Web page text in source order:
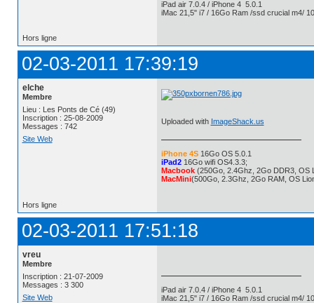
iPad air 7.0.4 / iPhone 4 5.0.1
iMac 21,5" i7 / 16Go Ram /ssd crucial m4/
Hors ligne
02-03-2011 17:39:19
elche
Membre
Lieu : Les Ponts de Cé (49)
Inscription : 25-08-2009
Messages : 742
Site Web
Uploaded with ImageShack.us
iPhone 4S16Go OS 5.0.1
iPad216Go wifi OS4.3.3;
Macbook (250Go, 2.4Ghz, 2Go DDR3, OS
MacMini(500Go, 2.3Ghz, 2Go RAM, OS
Hors ligne
02-03-2011 17:51:18
vreu
Membre
Inscription : 21-07-2009
Messages : 3 300
Site Web
iPad air 7.0.4 / iPhone 4 5.0.1
iMac 21,5" i7 / 16Go Ram /ssd crucial m4/